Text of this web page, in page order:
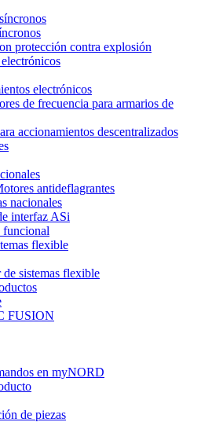
protección contra explosión
electrónicos
de frecuencia para armarios de
accionamientos descentralizados
antideflagrantes
nacionales
interfaz ASi
funcional
flexible
de sistemas flexible
FUSION
en myNORD
de piezas